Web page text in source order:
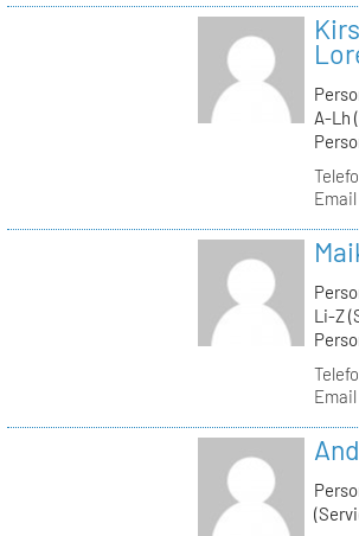
A-Lh
Email
Li-Z
Email